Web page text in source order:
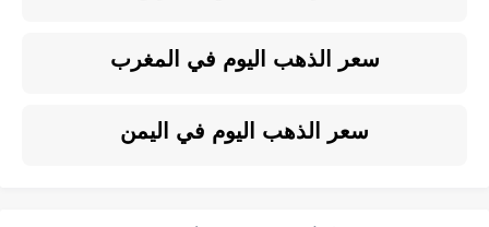
سعر الذهب اليوم في المغرب
سعر الذهب اليوم في اليمن